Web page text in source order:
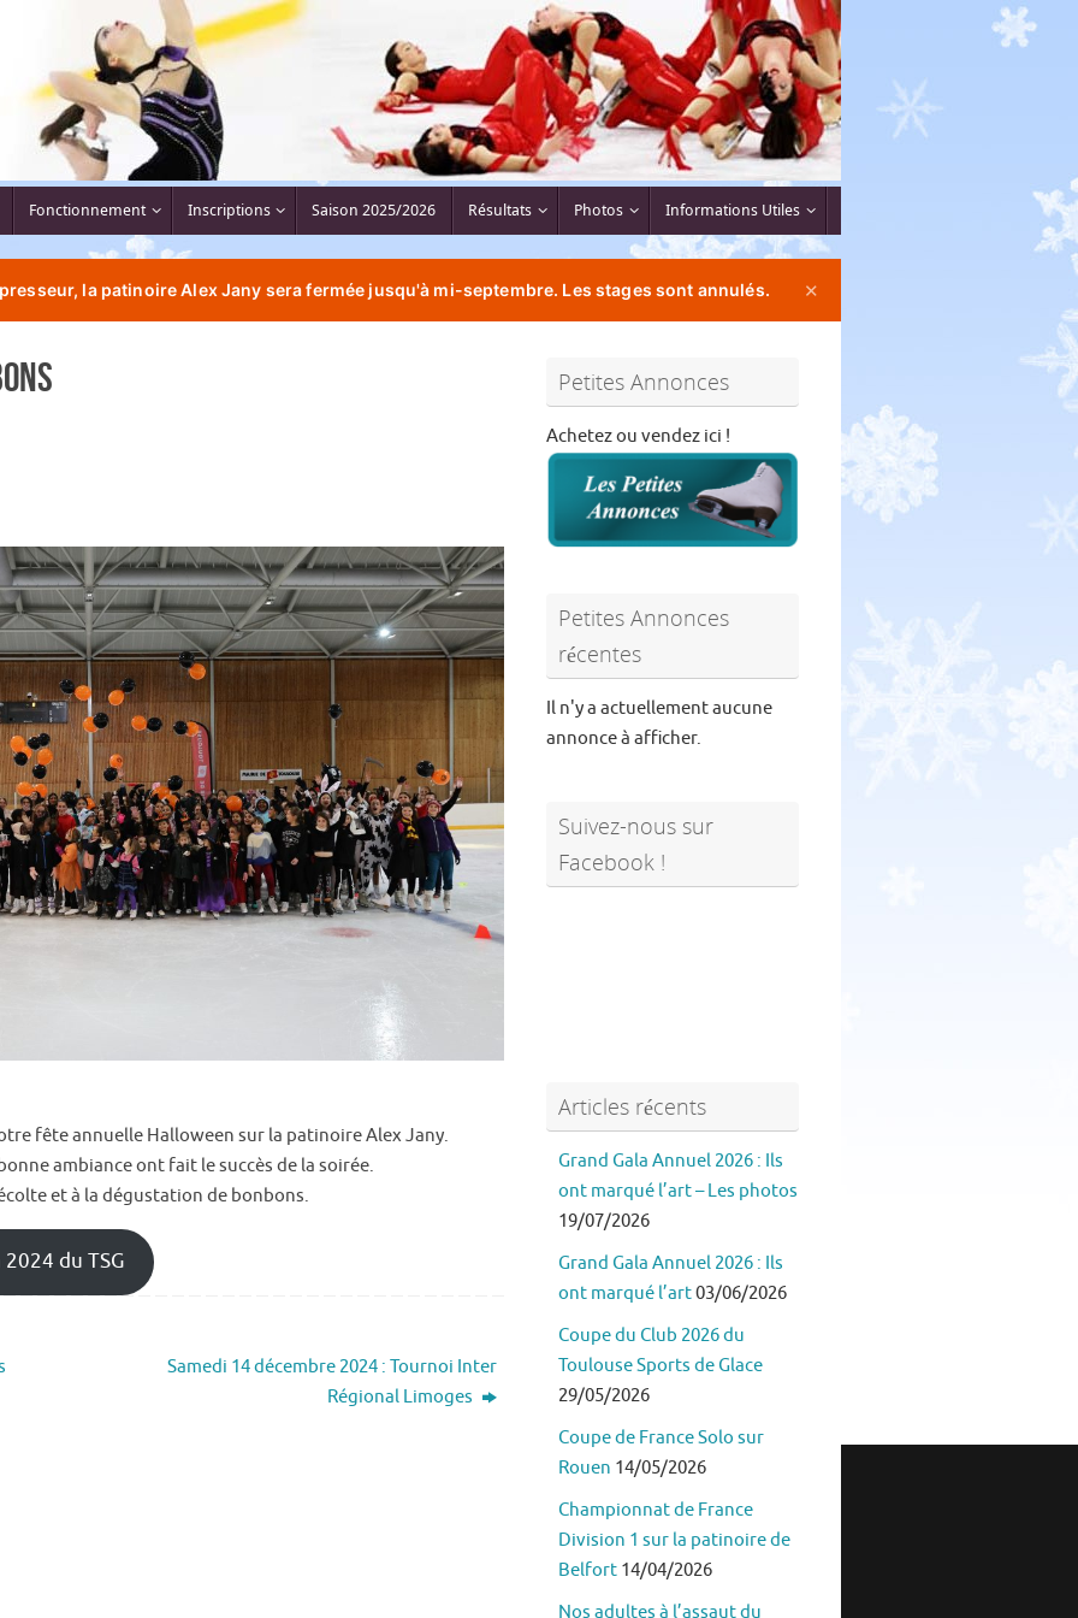
Fonctionnement Inscriptions Saison 2025/2026 Résultats Photos Informations Utiles
la patinoire Alex Jany sera fermée jusqu'à mi-septembre. Les stages sont annulés. ✕
fête annuelle Halloween sur la patinoire Alex Jany.
ambiance ont fait le succès de la soirée.
et à la dégustation de bonbons.
du TSG
Samedi 14 décembre 2024 : Tournoi Inter
Régional Limoges
Petites Annonces
Achetez ou vendez ici !
Petites Annonces
récentes
Il n'y a actuellement aucune
annonce à afficher.
Suivez-nous sur
Facebook !
Articles récents
Grand Gala Annuel 2026 : Ils
ont marqué l’art – Les photos
19/07/2026
Grand Gala Annuel 2026 : Ils
ont marqué l’art03/06/2026
Coupe du Club 2026 du
Toulouse Sports de Glace
29/05/2026
Coupe de France Solo sur
Rouen 14/05/2026
Championnat de France
Division 1 sur la patinoire de
Belfort 14/04/2026
Nos adultes à l’assaut du